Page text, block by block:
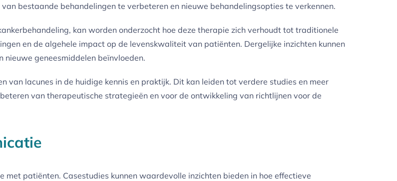
bestaande behandelingen te verbeteren en nieuwe behandelingsopties te verkennen.
kan worden onderzocht hoe deze therapie zich verhoudt tot traditionele
en de algehele impact op de levenskwaliteit van patiënten. Dergelijke inzichten kunnen
geneesmiddelen beïnvloeden.
van lacunes in de huidige kennis en praktijk. Dit kan leiden tot verdere studies en meer
van therapeutische strategieën en voor de ontwikkeling van richtlijnen voor de
met patiënten. Casestudies kunnen waardevolle inzichten bieden in hoe effectieve